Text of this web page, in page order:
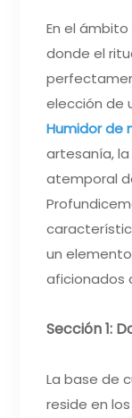
En el
donde el
elección de
Humidor de
artesanía,
atemporal
un
aficionados
Sección 1:
La base de
reside en